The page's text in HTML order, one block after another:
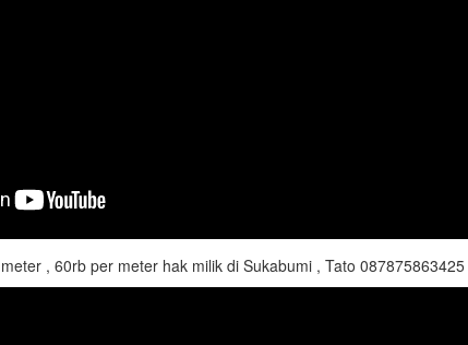
, 60rb per meter hak milik di Sukabumi , Tato 087875863425